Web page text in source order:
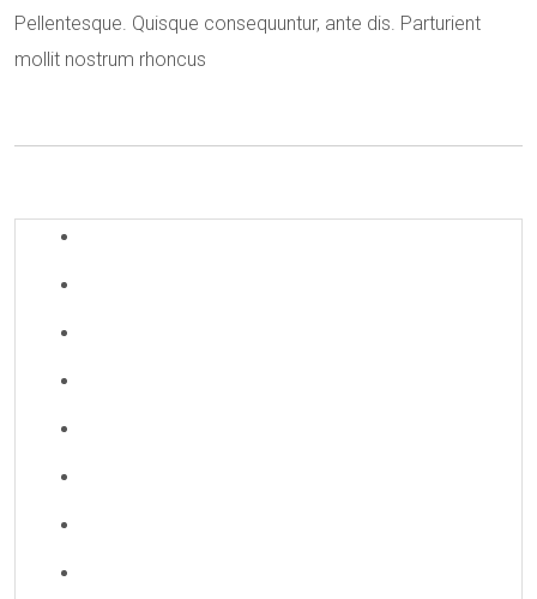
Pellentesque. Quisque consequuntur, ante dis. Parturient
mollit nostrum rhoncus